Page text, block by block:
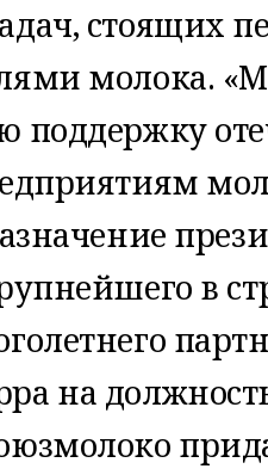
стоящих
молока.
поддержку
в
на